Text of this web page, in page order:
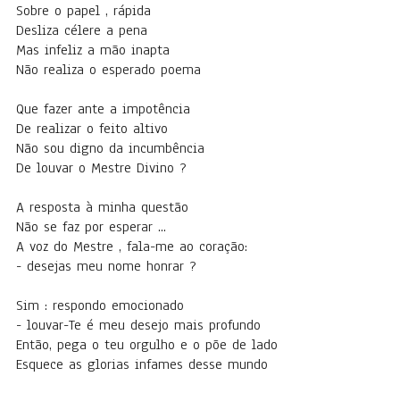
Sobre o papel , rápida
Desliza célere a pena
Mas infeliz a mão inapta
Não realiza o esperado poema
Que fazer ante a impotência
De realizar o feito altivo
Não sou digno da incumbência
De louvar o Mestre Divino ?
A resposta à minha questão
Não se faz por esperar ...
A voz do Mestre , fala-me ao coração:
- desejas meu nome honrar ?
Sim : respondo emocionado
- louvar-Te é meu desejo mais profundo
Então, pega o teu orgulho e o põe de lado
Esquece as glorias infames desse mundo